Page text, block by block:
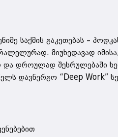
საქმის გაკეთებას –
მიუხედავად
და დროულად შესრულებაში
დავნერგო “Deep Work”